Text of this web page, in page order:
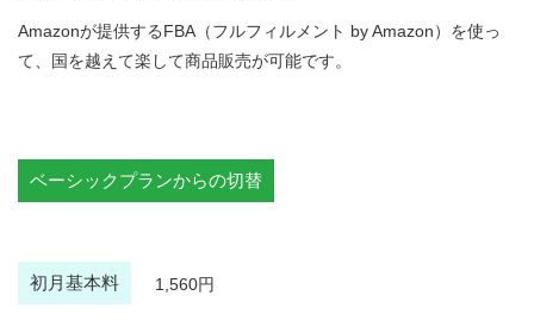
Amazonが提供するFBA（フルフィルメント by Amazon）を使っ
て、国を越えて楽して商品販売が可能です。
ベーシックプランからの切替
初月基本料 1,560円